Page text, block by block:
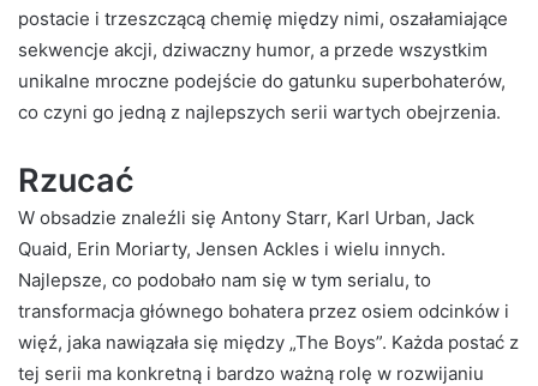
postacie i trzeszczącą chemię między nimi, oszałamiające
sekwencje akcji, dziwaczny humor, a przede wszystkim
unikalne mroczne podejście do gatunku superbohaterów,
co czyni go jedną z najlepszych serii wartych obejrzenia.
Rzucać
W obsadzie znaleźli się Antony Starr, Karl Urban, Jack
Quaid, Erin Moriarty, Jensen Ackles i wielu innych.
Najlepsze, co podobało nam się w tym serialu, to
transformacja głównego bohatera przez osiem odcinków i
więź, jaka nawiązała się między „The Boys”. Każda postać z
tej serii ma konkretną i bardzo ważną rolę w rozwijaniu